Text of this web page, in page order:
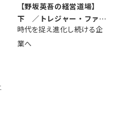
【野坂英吾の経営道場】
下 ／トレジャー・ファク
トリー社長野坂...
時代を捉え進化し続ける企
業へ